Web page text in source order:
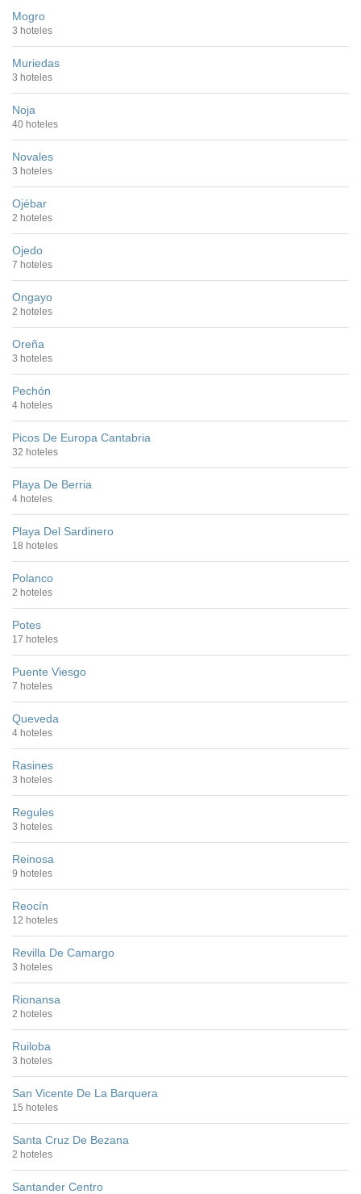
Mogro
3 hoteles
Muriedas
3 hoteles
Noja
40 hoteles
Novales
3 hoteles
Ojébar
2 hoteles
Ojedo
7 hoteles
Ongayo
2 hoteles
Oreña
3 hoteles
Pechón
4 hoteles
Picos De Europa Cantabria
32 hoteles
Playa De Berria
4 hoteles
Playa Del Sardinero
18 hoteles
Polanco
2 hoteles
Potes
17 hoteles
Puente Viesgo
7 hoteles
Queveda
4 hoteles
Rasines
3 hoteles
Regules
3 hoteles
Reinosa
9 hoteles
Reocín
12 hoteles
Revilla De Camargo
3 hoteles
Rionansa
2 hoteles
Ruiloba
3 hoteles
San Vicente De La Barquera
15 hoteles
Santa Cruz De Bezana
2 hoteles
Santander Centro